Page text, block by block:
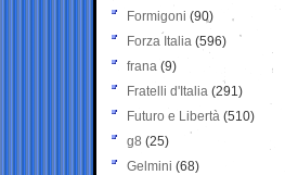
Formigoni (90)
Forza Italia (596)
frana (9)
Fratelli d'Italia (291)
Futuro e Libertà (510)
g8 (25)
Gelmini (68)